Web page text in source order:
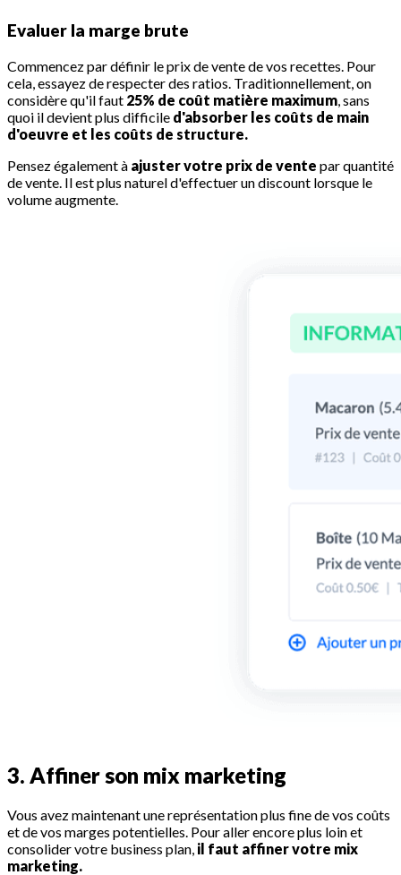
Evaluer la marge brute
Commencez par définir le prix de vente de vos recettes. Pour
cela, essayez de respecter des ratios. Traditionnellement, on
considère qu'il faut 25% de coût matière maximum, sans
quoi il devient plus difficile d'absorber les coûts de main
d'oeuvre et les coûts de structure.
Pensez également à ajuster votre prix de vente par quantité
de vente. Il est plus naturel d'effectuer un discount lorsque le
volume augmente.
3. Affiner son mix marketing
Vous avez maintenant une représentation plus fine de vos coûts
et de vos marges potentielles. Pour aller encore plus loin et
consolider votre business plan, il faut affiner votre mix
marketing.